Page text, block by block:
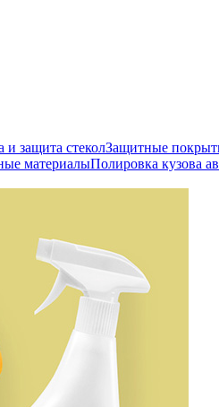
и защита стеколЗащитные
материалыПолировка кузова